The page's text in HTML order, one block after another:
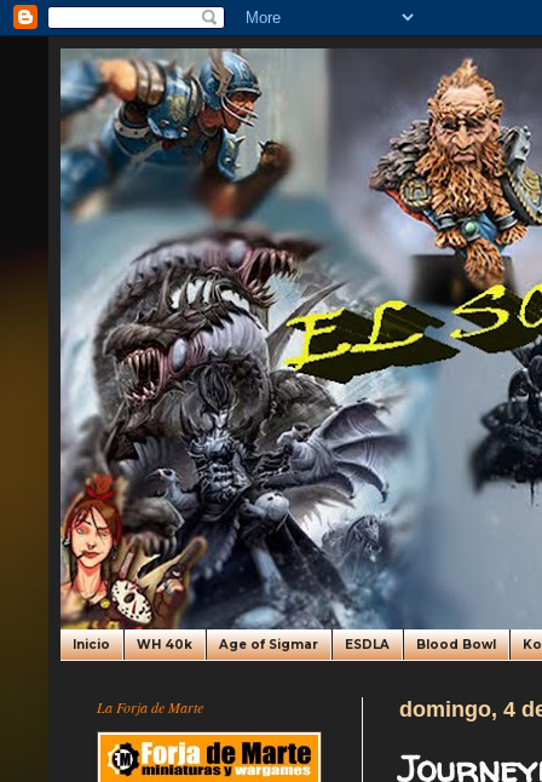
Inicio WH 40k Age of Sigmar ESDLA Blood Bowl
domingo, 4
La Forja de Marte